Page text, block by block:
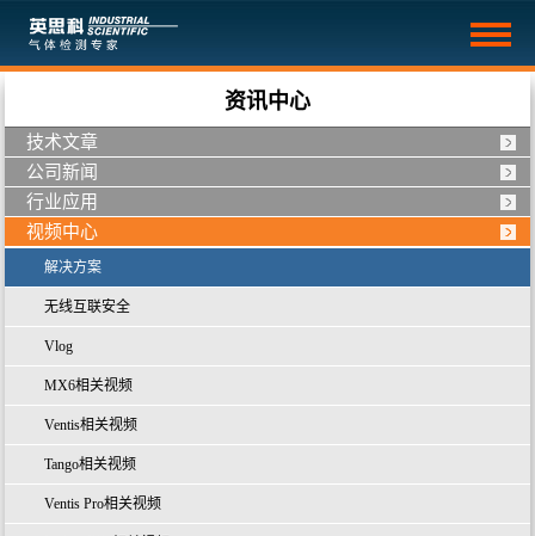
资讯中心
技术文章
公司新闻
行业应用
视频中心
解决方案
无线互联安全
Vlog
MX6相关视频
Ventis相关视频
Tango相关视频
Ventis Pro相关视频